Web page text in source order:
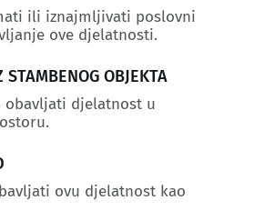
ili iznajmljivati poslovni
ove djelatnosti.
STAMBENOG OBJEKTA
obavljati djelatnost u
ovu djelatnost kao